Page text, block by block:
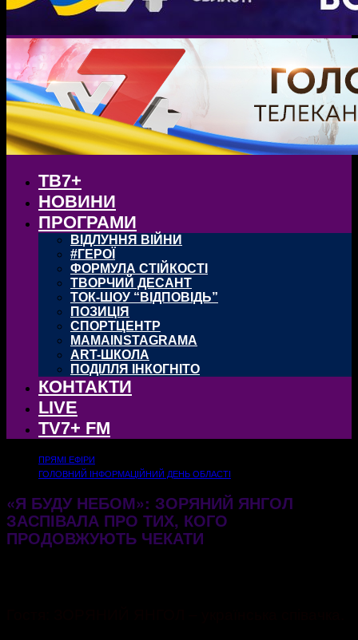
ТВ7+
НОВИНИ
ПРОГРАМИ
ВІДЛУННЯ ВІЙНИ
#ГЕРОЇ
ФОРМУЛА СТІЙКОСТІ
ТВОРЧИЙ ДЕСАНТ
ТОК-ШОУ “ВІДПОВІДЬ”
ПОЗИЦІЯ
СПОРТЦЕНТР
MAMAINSTAGRAMA
ART-ШКОЛА
ПОДІЛЛЯ ІНКОГНІТО
КОНТАКТИ
LIVE
TV7+ FM
ПРЯМІ ЕФІРИ
ГОЛОВНИЙ ІНФОРМАЦІЙНИЙ ДЕНЬ ОБЛАСТІ
«Я БУДУ НЕБОМ»: ЗОРЯНИЙ ЯНГОЛ
ЗАСПІВАЛА ПРО ТИХ, КОГО
ПРОДОВЖУЮТЬ ЧЕКАТИ